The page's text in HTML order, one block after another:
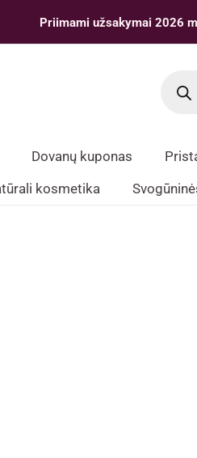
Priimami užsakymai 2026
search
Dovanų kuponas
kosmetika